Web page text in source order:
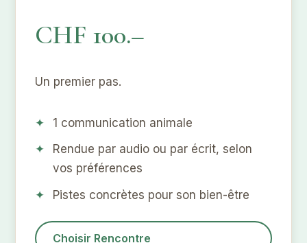
CHF 100.–
Un premier pas.
1 communication animale
Rendue par audio ou par écrit, selon
vos préférences
Pistes concrètes pour son bien-être
Choisir Rencontre